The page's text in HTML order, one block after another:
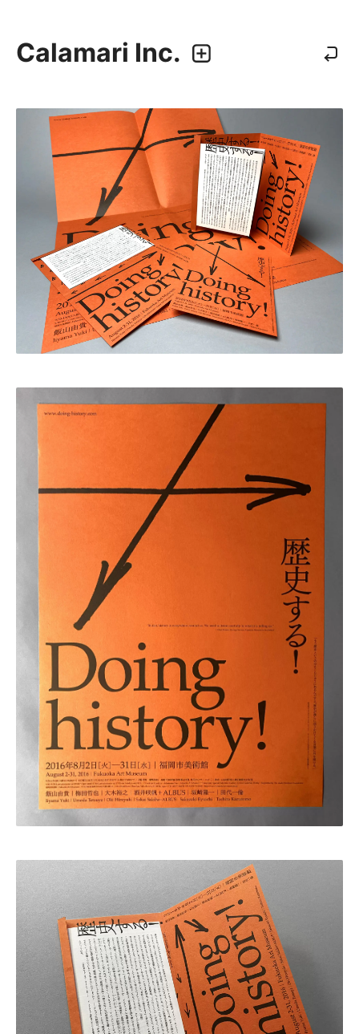
Calamari Inc.
092 292 4875
業務内容
・グラフィックデザイン
・エディトリアルデザイン
・ウェブデザイン／構築
・アプリケーション、UI/UXデザイン
・プロダクトデザイン
デザイナー
・尾中 俊介